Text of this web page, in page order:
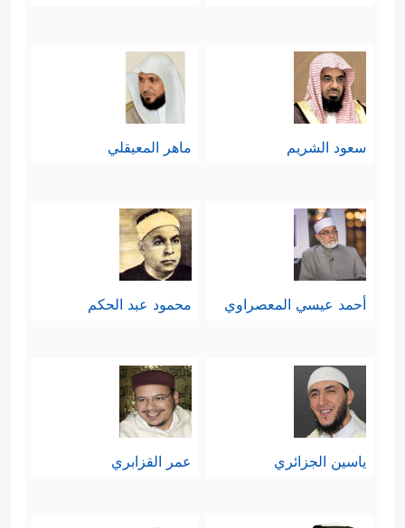
سعود الشريم ماهر المعيقلي
أحمد عيسي المعصراوي محمود عبد الحكم
ياسين الجزائري عمر القزابري